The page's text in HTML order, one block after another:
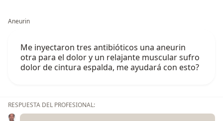
Aneurin
Me inyectaron tres antibióticos una aneurin
otra para el dolor y un relajante muscular sufro
dolor de cintura espalda, me ayudará con esto?
RESPUESTA DEL PROFESIONAL: